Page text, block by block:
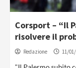
Corsport – “Il
risolvere il
Redazione 11/